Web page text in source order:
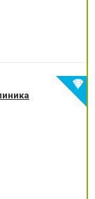
каналов